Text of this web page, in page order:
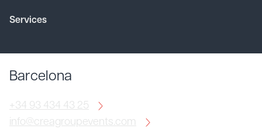
Services
Barcelona
+34 93 434 43 25
info@creagroupevents.com